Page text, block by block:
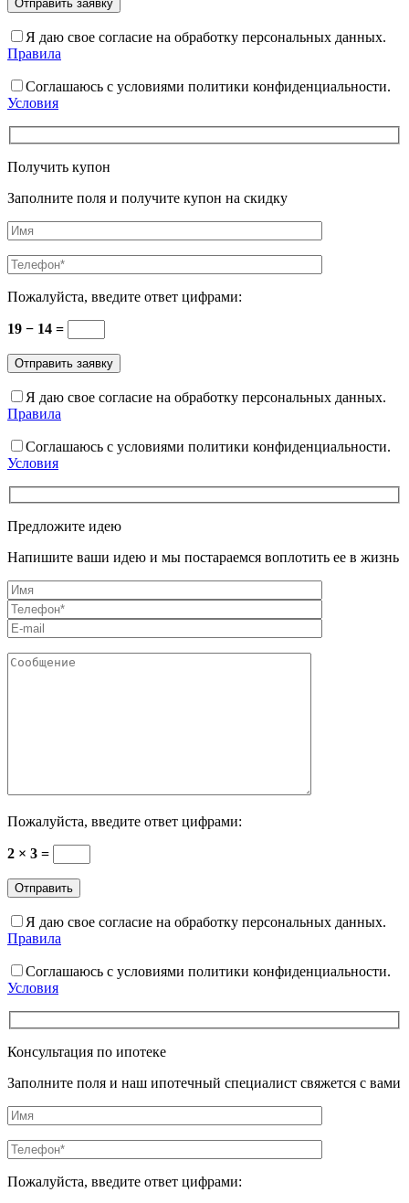
Я даю свое согласие на обработку персональных данных.
Правила
Соглашаюсь с условиями политики конфиденциальности.
Условия
Получить купон
Заполните поля и получите купон на скидку
Пожалуйста, введите ответ цифрами:
19 − 14 =
Я даю свое согласие на обработку персональных данных.
Правила
Соглашаюсь с условиями политики конфиденциальности.
Условия
Предложите идею
Напишите ваши идею и мы постараемся воплотить ее в жизнь
Пожалуйста, введите ответ цифрами:
2 × 3 =
Я даю свое согласие на обработку персональных данных.
Правила
Соглашаюсь с условиями политики конфиденциальности.
Условия
Консультация по ипотеке
Заполните поля и наш ипотечный специалист свяжется с вами
Пожалуйста, введите ответ цифрами: